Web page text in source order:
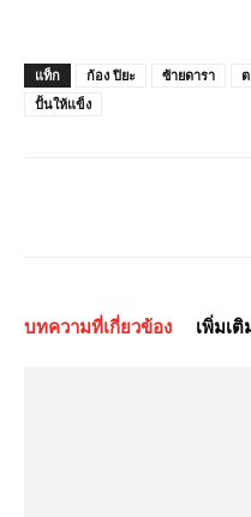
แท็ก ก้อง ปิยะ ซ้ายดารา
ปั้นให้แข็ง
บทความที่เกี่ยวข้อง เพิ่มเ